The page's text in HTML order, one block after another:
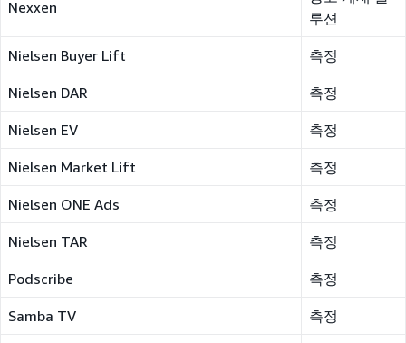
Nexxen
루션
Nielsen Buyer Lift 측정
Nielsen DAR 측정
Nielsen EV 측정
Nielsen Market Lift 측정
Nielsen ONE Ads 측정
Nielsen TAR 측정
Podscribe 측정
Samba TV 측정